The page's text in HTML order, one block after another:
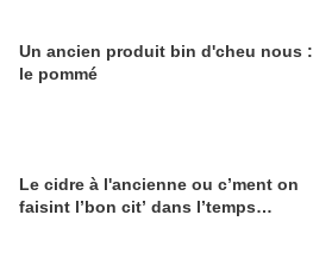
Un ancien produit bin d'cheu nous :
le pommé
Le cidre à l'ancienne ou c’ment on
faisint l’bon cit’ dans l’temps…